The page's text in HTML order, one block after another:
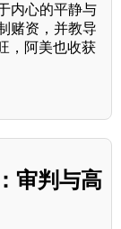
内心的平静与
赌资，并教导
，阿美也收获
审判与高